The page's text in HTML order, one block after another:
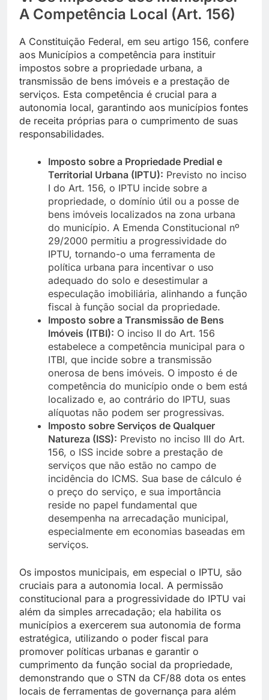
A Competência Local (Art. 156)
A Constituição Federal, em seu artigo 156, confere
aos Municípios a competência para instituir
impostos sobre a propriedade urbana, a
transmissão de bens imóveis e a prestação de
serviços. Esta competência é crucial para a
autonomia local, garantindo aos municípios fontes
de receita próprias para o cumprimento de suas
responsabilidades.
Imposto sobre a Propriedade Predial e
Territorial Urbana (IPTU): Previsto no inciso
I do Art. 156, o IPTU incide sobre a
propriedade, o domínio útil ou a posse de
bens imóveis localizados na zona urbana
do município. A Emenda Constitucional nº
29/2000 permitiu a progressividade do
IPTU, tornando-o uma ferramenta de
política urbana para incentivar o uso
adequado do solo e desestimular a
especulação imobiliária, alinhando a função
fiscal à função social da propriedade.
Imposto sobre a Transmissão de Bens
Imóveis (ITBI): O inciso II do Art. 156
estabelece a competência municipal para o
ITBI, que incide sobre a transmissão
onerosa de bens imóveis. O imposto é de
competência do município onde o bem está
localizado e, ao contrário do IPTU, suas
alíquotas não podem ser progressivas.
Imposto sobre Serviços de Qualquer
Natureza (ISS): Previsto no inciso III do Art.
156, o ISS incide sobre a prestação de
serviços que não estão no campo de
incidência do ICMS. Sua base de cálculo é
o preço do serviço, e sua importância
reside no papel fundamental que
desempenha na arrecadação municipal,
especialmente em economias baseadas em
serviços.
Os impostos municipais, em especial o IPTU, são
cruciais para a autonomia local. A permissão
constitucional para a progressividade do IPTU vai
além da simples arrecadação; ela habilita os
municípios a exercerem sua autonomia de forma
estratégica, utilizando o poder fiscal para
promover políticas urbanas e garantir o
cumprimento da função social da propriedade,
demonstrando que o STN da CF/88 dota os entes
locais de ferramentas de governança para além